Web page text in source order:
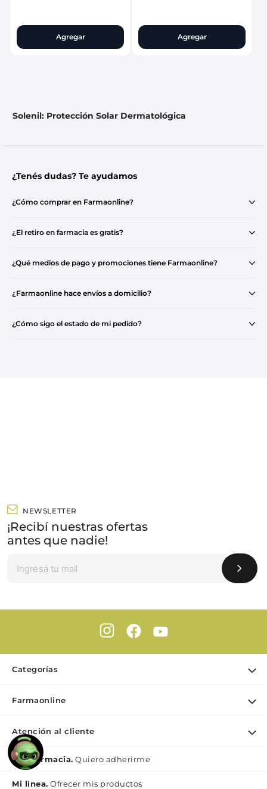
Agregar Agregar
Solenil: Protección Solar Dermatológica
¿Tenés dudas? Te ayudamos
¿Cómo comprar en Farmaonline?
¿El retiro en farmacia es gratis?
¿Qué medios de pago y promociones tiene Farmaonline?
¿Farmaonline hace envíos a domicilio?
¿Cómo sigo el estado de mi pedido?
NEWSLETTER
¡Recibí nuestras ofertas
antes que nadie!
Categorías
Dermocosmética
Maquillaje
Nutrición & Deporte
Bebé y maternidad
Farmaonline
Puntos de retiro
Atención al cliente
Contacto
Soy Farmacia. Quiero adherirme
Mi lìnea. Ofrecer mis productos